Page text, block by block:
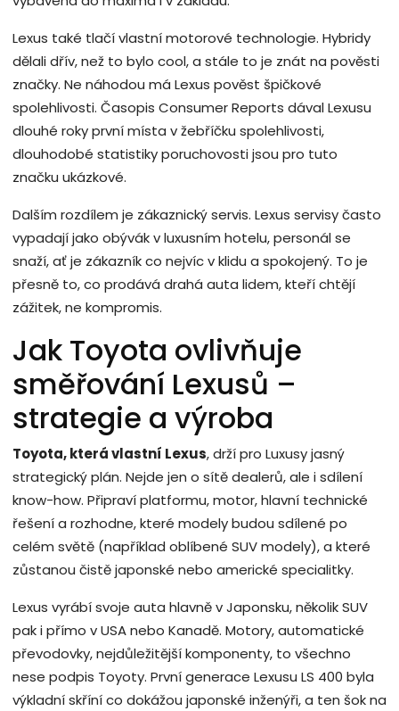
Lexus také tlačí vlastní motorové technologie. Hybridy
dělali dřív, než to bylo cool, a stále to je znát na pověsti
značky. Ne náhodou má Lexus pověst špičkové
spolehlivosti. Časopis Consumer Reports dával Lexusu
dlouhé roky první místa v žebříčku spolehlivosti,
dlouhodobé statistiky poruchovosti jsou pro tuto
značku ukázkové.
Dalším rozdílem je zákaznický servis. Lexus servisy často
vypadají jako obývák v luxusním hotelu, personál se
snaží, ať je zákazník co nejvíc v klidu a spokojený. To je
přesně to, co prodává drahá auta lidem, kteří chtějí
zážitek, ne kompromis.
Jak Toyota ovlivňuje
směřování Lexusů –
strategie a výroba
Toyota, která vlastní Lexus, drží pro Luxusy jasný
strategický plán. Nejde jen o sítě dealerů, ale i sdílení
know-how. Připraví platformu, motor, hlavní technické
řešení a rozhodne, které modely budou sdílené po
celém světě (například oblíbené SUV modely), a které
zůstanou čistě japonské nebo americké specialitky.
Lexus vyrábí svoje auta hlavně v Japonsku, několik SUV
pak i přímo v USA nebo Kanadě. Motory, automatické
převodovky, nejdůležitější komponenty, to všechno
nese podpis Toyoty. První generace Lexusu LS 400 byla
výkladní skříní co dokážou japonské inženýři, a ten šok na